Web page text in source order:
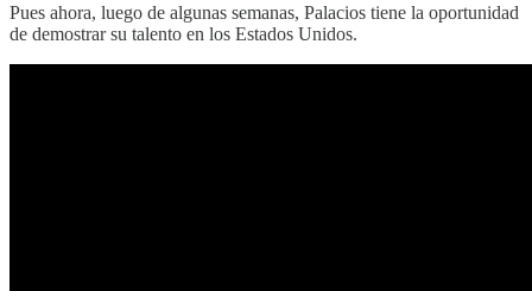
Pues ahora, luego de algunas semanas, Palacios tiene la oportunidad
de demostrar su talento en los Estados Unidos.